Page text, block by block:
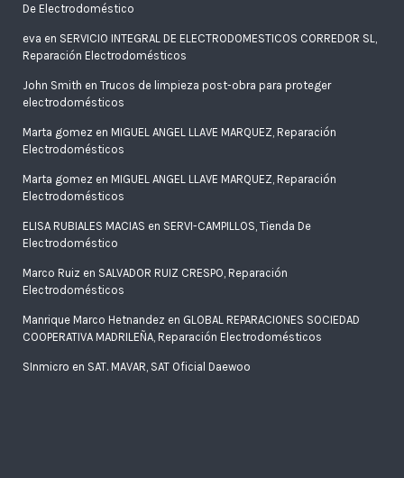
De Electrodoméstico
eva en SERVICIO INTEGRAL DE ELECTRODOMESTICOS CORREDOR SL,
Reparación Electrodomésticos
John Smith en Trucos de limpieza post-obra para proteger
electrodomésticos
Marta gomez en MIGUEL ANGEL LLAVE MARQUEZ, Reparación
Electrodomésticos
Marta gomez en MIGUEL ANGEL LLAVE MARQUEZ, Reparación
Electrodomésticos
ELISA RUBIALES MACIAS en SERVI-CAMPILLOS, Tienda De
Electrodoméstico
Marco Ruiz en SALVADOR RUIZ CRESPO, Reparación
Electrodomésticos
Manrique Marco Hetnandez en GLOBAL REPARACIONES SOCIEDAD
COOPERATIVA MADRILEÑA, Reparación Electrodomésticos
SInmicro en SAT. MAVAR, SAT Oficial Daewoo